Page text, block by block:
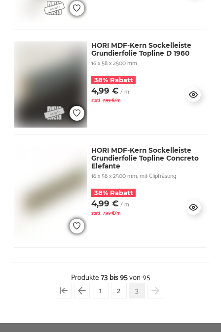
HORI MDF-Kern Sockelleiste
Grundierfolie Topline D 1960
16 x 58 x 2500 mm
38% Rabatt
4,99 € / m
statt 7,99 €/m
HORI MDF-Kern Sockelleiste
Grundierfolie Topline Concreto
Elefante
16 x 58 x 2500 mm, mit Clipfräsung
38% Rabatt
4,99 € / m
statt 7,99 €/m
Produkte73 bis 95von 95
1
2 3